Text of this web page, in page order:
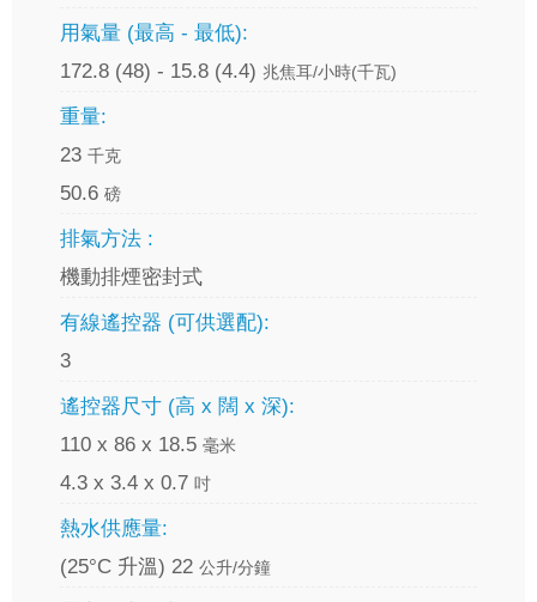
用氣量 (最高 - 最低):
172.8 (48) - 15.8 (4.4) 兆焦耳/小時(千瓦)
重量:
23 千克
50.6 磅
排氣方法 :
機動排煙密封式
有線遙控器 (可供選配):
3
遙控器尺寸 (高 x 闊 x 深):
110 x 86 x 18.5 毫米
4.3 x 3.4 x 0.7 吋
熱水供應量:
(25°C 升溫) 22 公升/分鐘